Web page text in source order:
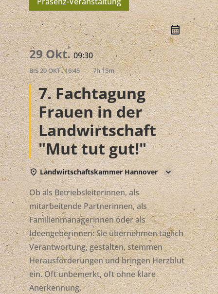
29 Okt.09:30
BIS29 OKT., 16:45 7h 15m
7. Fachtagung
Frauen in der
Landwirtschaft
"Mut tut gut!"
Landwirtschaftskammer Hannover
Ob als Betriebsleiterinnen, als
mitarbeitende Partnerinnen, als
Familienmanagerinnen oder als
Ideengeberinnen: Sie übernehmen täglich
Verantwortung, gestalten, stemmen
Herausforderungen und bringen Herzblut
ein. Oft unbemerkt, oft ohne klare
Anerkennung.